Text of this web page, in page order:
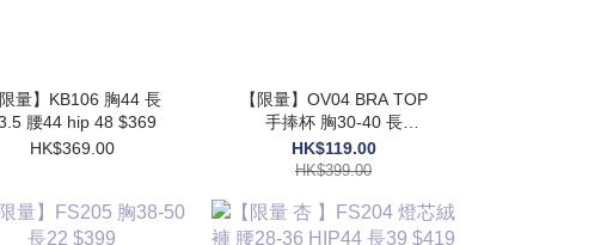
限量】KB106 胸44 長
腰44 hip 48 $369
HK$369.00
【限量】OV04 BRA TOP
手捧杯 胸30-40 長
17.5$399
HK$119.00
HK$399.00